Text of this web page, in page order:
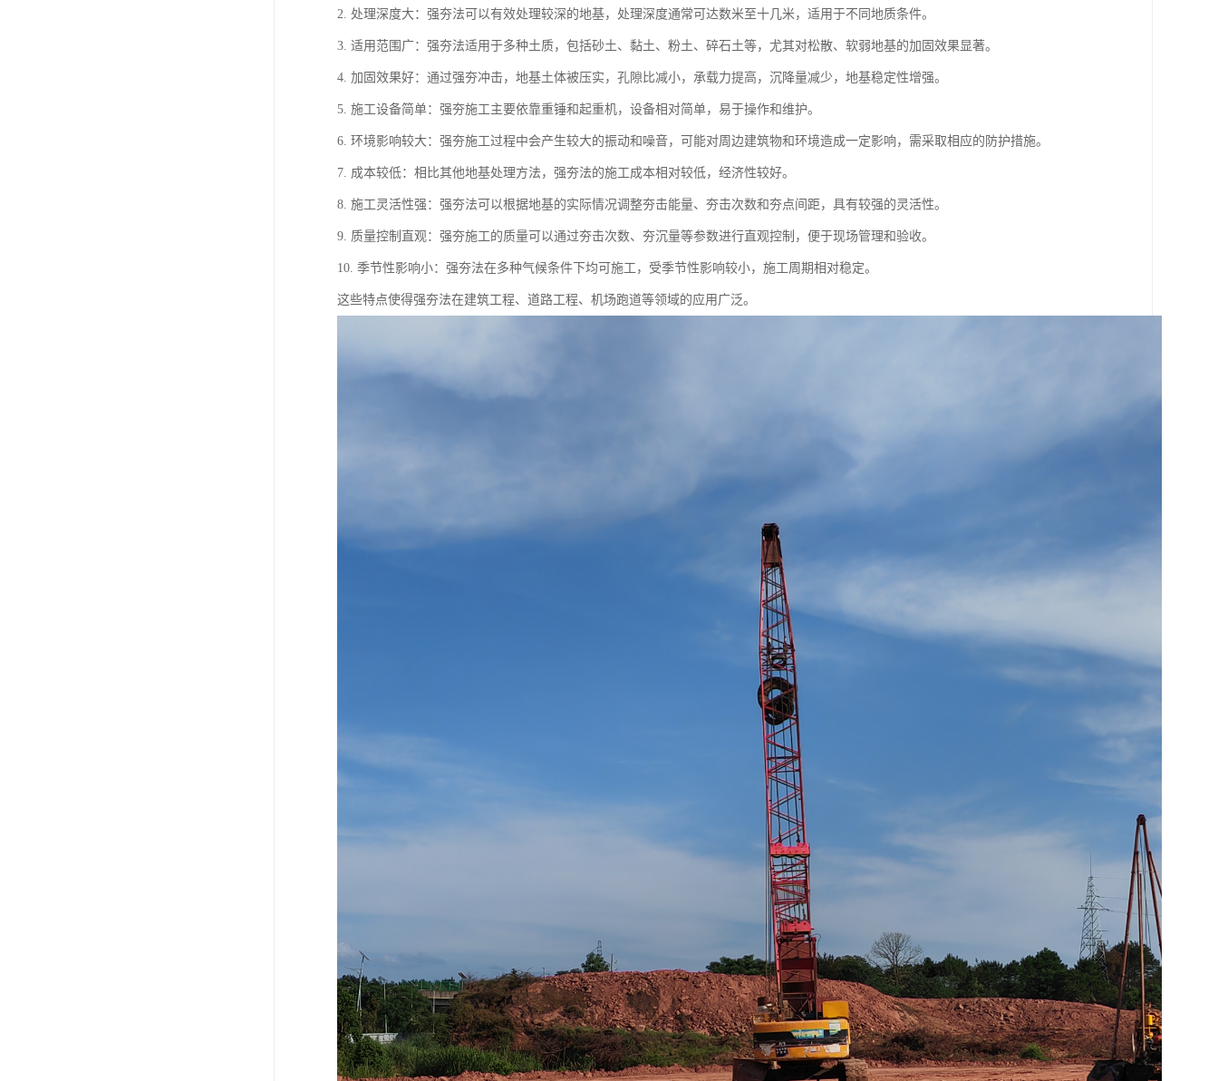
2. 处理深度大：强夯法可以有效处理较深的地基，处理深度通常可达数米至十几米，适用于不同地质条件。
3. 适用范围广：强夯法适用于多种土质，包括砂土、黏土、粉土、碎石土等，尤其对松散、软弱地基的加固效果显著。
4. 加固效果好：通过强夯冲击，地基土体被压实，孔隙比减小，承载力提高，沉降量减少，地基稳定性增强。
5. 施工设备简单：强夯施工主要依靠重锤和起重机，设备相对简单，易于操作和维护。
6. 环境影响较大：强夯施工过程中会产生较大的振动和噪音，可能对周边建筑物和环境造成一定影响，需采取相应的防护措施。
7. 成本较低：相比其他地基处理方法，强夯法的施工成本相对较低，经济性较好。
8. 施工灵活性强：强夯法可以根据地基的实际情况调整夯击能量、夯击次数和夯点间距，具有较强的灵活性。
9. 质量控制直观：强夯施工的质量可以通过夯击次数、夯沉量等参数进行直观控制，便于现场管理和验收。
10. 季节性影响小：强夯法在多种气候条件下均可施工，受季节性影响较小，施工周期相对稳定。
这些特点使得强夯法在建筑工程、道路工程、机场跑道等领域的应用广泛。